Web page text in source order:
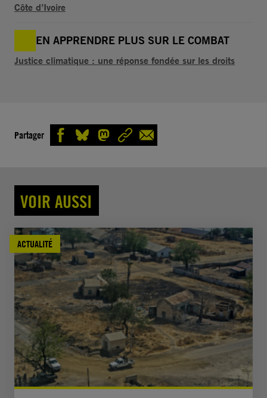
Côte d’Ivoire
EN APPRENDRE PLUS SUR LE COMBAT
Justice climatique : une réponse fondée sur les droits
Partager
VOIR AUSSI
ACTUALITÉ